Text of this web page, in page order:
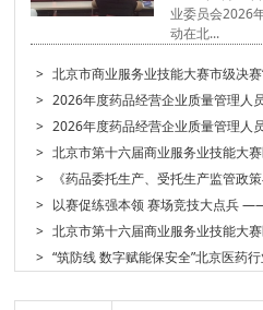
业委员会2026
动在北...
> 北京市商业服务业技能大赛市级决赛“医药商品
> 2026年度药品经营企业质量管理人
> 2026年度药品经营企业质量管理人
> 北京市第十六届商业服务业技能大赛医药商
>
《药品委托生产、受托生产监管政
> 以赛促练强本领 赛场竞技大点兵 ——同
> 北京市第十六届商业服务业技能大赛医药商品购销
> “筑防线 数字赋能保安全”北京医药行业协会举办智慧